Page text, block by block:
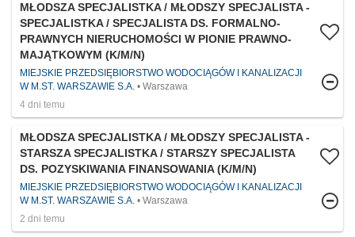
MŁODSZA SPECJALISTKA / MŁODSZY SPECJALISTA -
SPECJALISTKA / SPECJALISTA DS. FORMALNO-
PRAWNYCH NIERUCHOMOŚCI W PIONIE PRAWNO-
MAJĄTKOWYM (K/M/N)
MIEJSKIE PRZEDSIĘBIORSTWO WODOCIĄGÓW I KANALIZACJI
W M.ST. WARSZAWIE S.A.
Warszawa
4 dni temu
MŁODSZA SPECJALISTKA / MŁODSZY SPECJALISTA -
STARSZA SPECJALISTKA / STARSZY SPECJALISTA
DS. POZYSKIWANIA FINANSOWANIA (K/M/N)
MIEJSKIE PRZEDSIĘBIORSTWO WODOCIĄGÓW I KANALIZACJI
W M.ST. WARSZAWIE S.A.
Warszawa
2 dni temu